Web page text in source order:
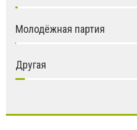
Молодёжная партия
Другая